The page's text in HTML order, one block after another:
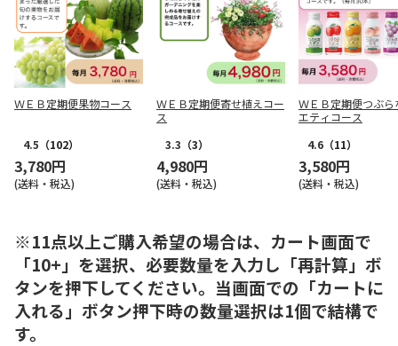
ＷＥＢ定期便果物コース
4.5 （102）
3,780円
(送料・税込)
ＷＥＢ定期便寄せ植えコー
ス
3.3 （3）
4,980円
(送料・税込)
ＷＥＢ定期便つぶら
エティコース
4.6 （11）
3,580円
(送料・税込)
※11点以上ご購入希望の場合は、カート画面で
「10+」を選択、必要数量を入力し「再計算」ボ
タンを押下してください。当画面での「カートに
入れる」ボタン押下時の数量選択は1個で結構で
す。